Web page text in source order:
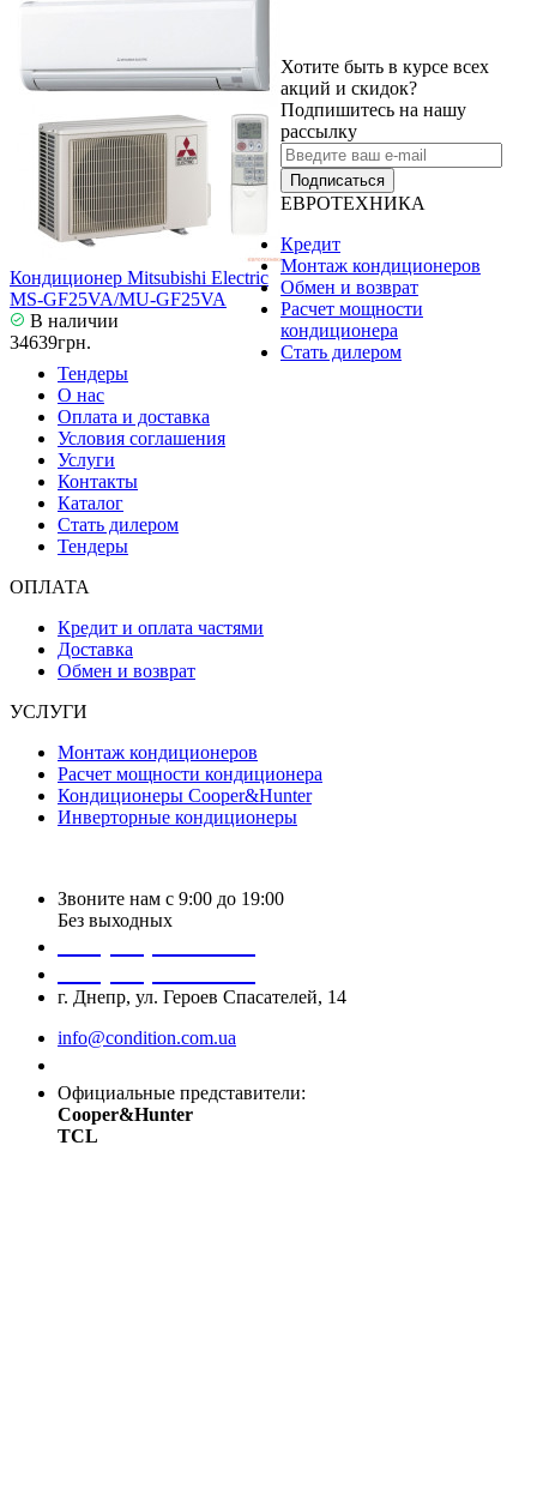
Кондиционер Mitsubishi Electric
MS-GF25VA/MU-GF25VA
В наличии
34639грн.
Хотите быть в курсе всех
акций и скидок?
Подпишитесь на нашу
рассылку
Подписаться
ЕВРОТЕХНИКА
Кредит
Монтаж кондиционеров
Обмен и возврат
Расчет мощности
кондиционера
Стать дилером
Тендеры
О нас
Оплата и доставка
Условия соглашения
Услуги
Контакты
Каталог
Стать дилером
Тендеры
ОПЛАТА
Кредит и оплата частями
Доставка
Обмен и возврат
УСЛУГИ
Монтаж кондиционеров
Расчет мощности кондиционера
Кондиционеры Cooper&Hunter
Инверторные кондиционеры
Звоните нам с 9:00 до 19:00
Без выходных
г. Днепр, ул. Героев Спасателей, 14
info@condition.com.ua
Официальные представители:
Cooper&Hunter
TCL